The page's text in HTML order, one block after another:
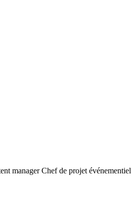
manager Chef de projet événementiel